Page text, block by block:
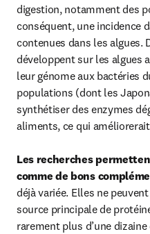
digestion, notamment des
conséquent, une incidence
contenues dans les algues.
développent sur les algues
leur génome aux bactéries
populations (dont les
synthétiser des enzymes
aliments, ce qui
Les recherches
comme de bons
déjà variée. Elles ne
source principale de
rarement plus d’une